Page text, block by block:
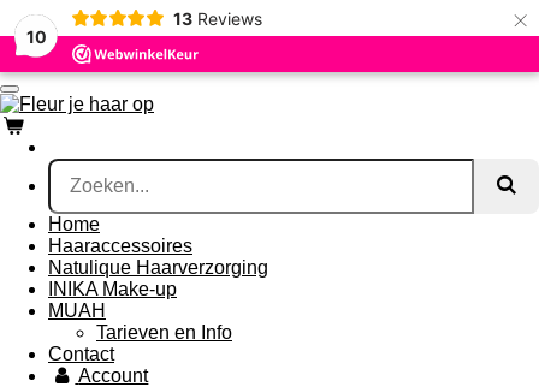
10
13 Reviews ×
Ga
direct
naar
de
hoofdinhoud
Home
Haaraccessoires
Natulique Haarverzorging
INIKA Make-up
MUAH
Tarieven en Info
Contact
Account